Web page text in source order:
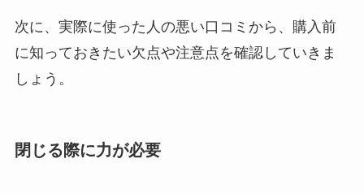
次に、実際に使った人の悪い口コミから、購入前
に知っておきたい欠点や注意点を確認していきま
しょう。
閉じる際に力が必要